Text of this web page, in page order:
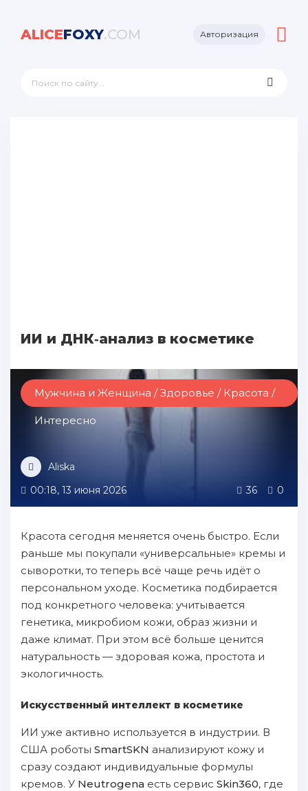
ALICEFOXY.COM Авторизация
ИИ и ДНК‑анализ в косметике
Мужчина и Женщина / Здоровье / Красота /
Интересно
Aliska
00:18, 13 июня 2026
36 0
Красота сегодня меняется очень быстро. Если
раньше мы покупали «универсальные» кремы и
сыворотки, то теперь всё чаще речь идёт о
персональном уходе. Косметика подбирается
под конкретного человека: учитывается
генетика, микробиом кожи, образ жизни и
даже климат. При этом всё больше ценится
натуральность — здоровая кожа, простота и
экологичность.
Искусственный интеллект в косметике
ИИ уже активно используется в индустрии. В
США роботы SmartSKN анализируют кожу и
сразу создают индивидуальные формулы
кремов. У Neutrogena есть сервис Skin360, где